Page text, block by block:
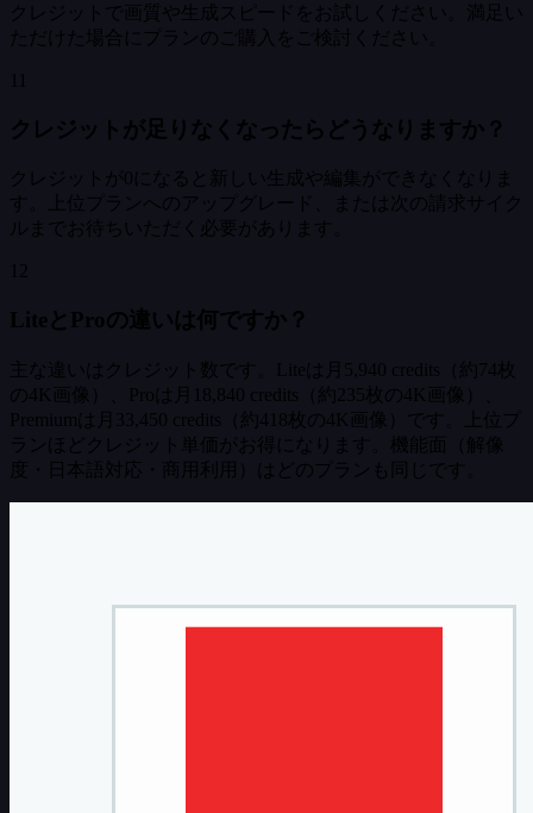
クレジットで画質や生成スピードをお試しください。満足い
ただけた場合にプランのご購入をご検討ください。
11
クレジットが足りなくなったらどうなりますか？
クレジットが0になると新しい生成や編集ができなくなりま
す。上位プランへのアップグレード、または次の請求サイク
ルまでお待ちいただく必要があります。
12
LiteとProの違いは何ですか？
主な違いはクレジット数です。Liteは月5,940 credits（約74枚
の4K画像）、Proは月18,840 credits（約235枚の4K画像）、
Premiumは月33,450 credits（約418枚の4K画像）です。上位プ
ランほどクレジット単価がお得になります。機能面（解像
度・日本語対応・商用利用）はどのプランも同じです。